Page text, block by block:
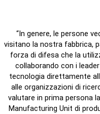
“In genere, le persone
visitano la nostra fabbrica,
forza di difesa che la
collaborando con i
tecnologia direttamente
alle organizzazioni di
valutare in prima persona
Manufacturing Unit di